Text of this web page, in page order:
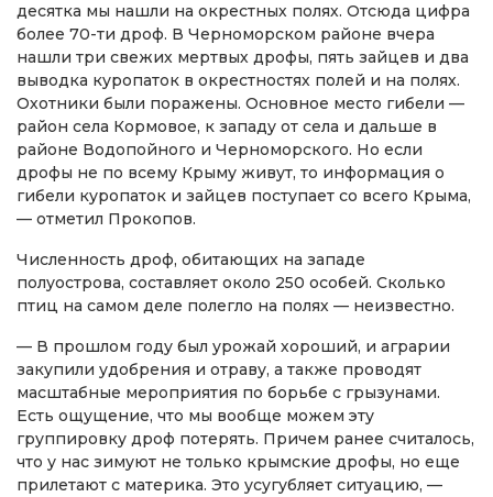
десятка мы нашли на окрестных полях. Отсюда цифра
более 70-ти дроф. В Черноморском районе вчера
нашли три свежих мертвых дрофы, пять зайцев и два
выводка куропаток в окрестностях полей и на полях.
Охотники были поражены. Основное место гибели —
район села Кормовое, к западу от села и дальше в
районе Водопойного и Черноморского. Но если
дрофы не по всему Крыму живут, то информация о
гибели куропаток и зайцев поступает со всего Крыма,
— отметил Прокопов.
Численность дроф, обитающих на западе
полуострова, составляет около 250 особей. Сколько
птиц на самом деле полегло на полях — неизвестно.
— В прошлом году был урожай хороший, и аграрии
закупили удобрения и отраву, а также проводят
масштабные мероприятия по борьбе с грызунами.
Есть ощущение, что мы вообще можем эту
группировку дроф потерять. Причем ранее считалось,
что у нас зимуют не только крымские дрофы, но еще
прилетают с материка. Это усугубляет ситуацию, —